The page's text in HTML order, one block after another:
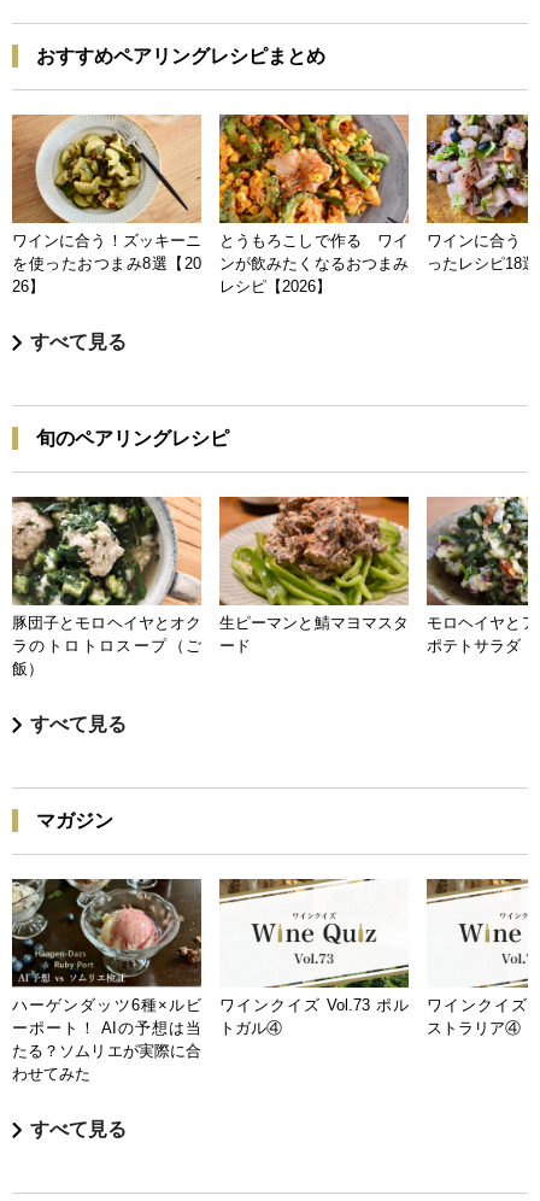
おすすめペアリングレシピまとめ
ワインに合う！ズッキーニ
を使ったおつまみ8選【20
26】
とうもろこしで作る ワイ
ンが飲みたくなるおつまみ
レシピ【2026】
ワインに合う
ったレシピ18
すべて見る
旬のペアリングレシピ
豚団子とモロヘイヤとオク
ラのトロトロスープ（ご
飯）
生ピーマンと鯖マヨマスタ
ード
モロヘイヤと
ポテトサラダ
すべて見る
マガジン
ハーゲンダッツ6種×ルビ
ーポート！ AIの予想は当
たる？ソムリエが実際に合
わせてみた
ワインクイズ Vol.73 ポル
トガル④
ワインクイズ
ストラリア④
すべて見る